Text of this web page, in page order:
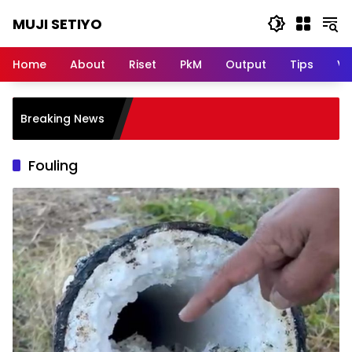
MUJI SETIYO
Bersama,
Home About Riset PkM Output Tips
Breaking News
Fouling